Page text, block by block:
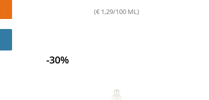
(€ 1,29/100 ML)
-30%